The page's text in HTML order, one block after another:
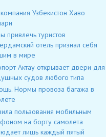
Узбекистон Хаво
привлечь туристов
отель признал себя
в мире
Актау открывает двери для
судов любого типа
Нормы провоза багажа в
пользования мобильным
на борту самолета
лишь каждый пятый